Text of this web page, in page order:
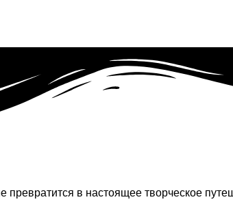
в настоящее творческое